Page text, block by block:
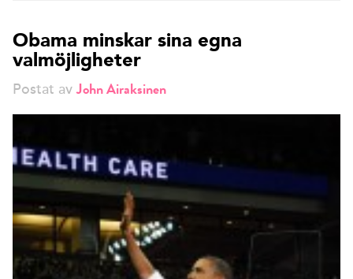
Obama minskar sina egna
valmöjligheter
Postat avJohn Airaksinen